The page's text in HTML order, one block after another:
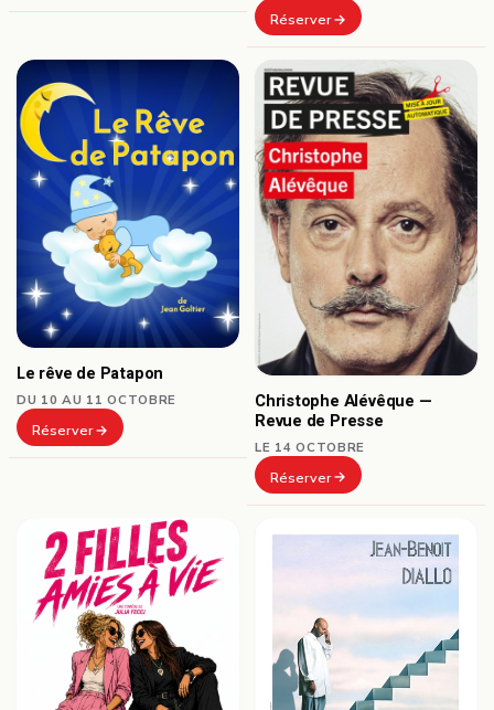
Réserver
Le rêve de Patapon
DU 10 AU 11 OCTOBRE
Réserver
Christophe Alévêque —
Revue de Presse
LE 14 OCTOBRE
Réserver